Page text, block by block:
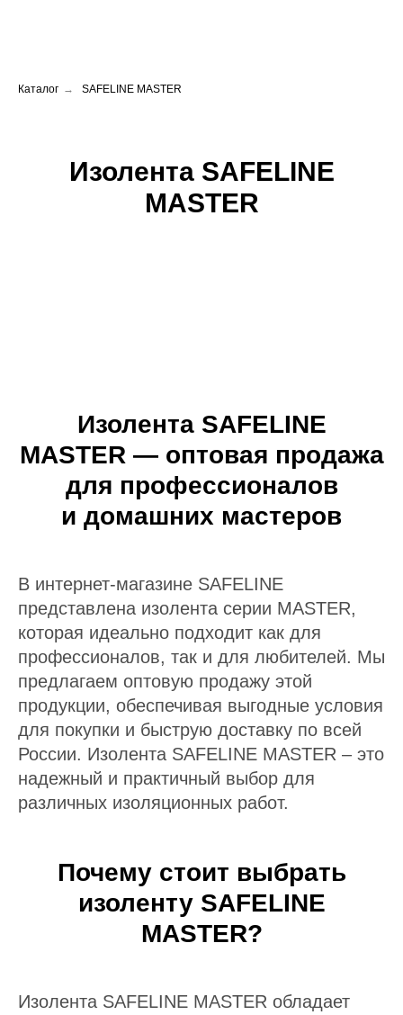
Каталог → SAFELINE MASTER
Изолента SAFELINE
MASTER
Изолента SAFELINE
MASTER — оптовая продажа
для профессионалов
и домашних мастеров
В интернет-магазине SAFELINE
представлена изолента серии MASTER,
которая идеально подходит как для
профессионалов, так и для любителей. Мы
предлагаем оптовую продажу этой
продукции, обеспечивая выгодные условия
для покупки и быструю доставку по всей
России. Изолента SAFELINE MASTER – это
надежный и практичный выбор для
различных изоляционных работ.
Почему стоит выбрать
изоленту SAFELINE
MASTER?
Изолента SAFELINE MASTER обладает